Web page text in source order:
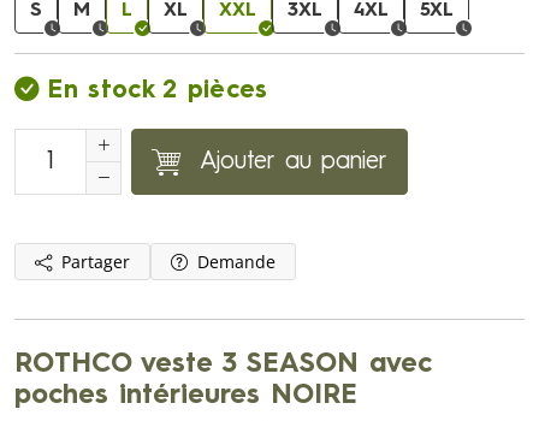
S M L XL XXL 3XL 4XL 5XL
En stock 2 pièces
Ajouter au panier
Partager Demande
ROTHCO veste 3 SEASON avec
poches intérieures NOIRE